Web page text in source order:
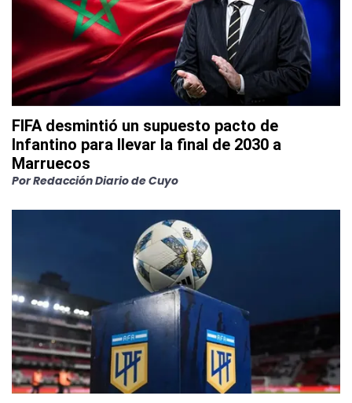
FIFA desmintió un supuesto pacto de
Infantino para llevar la final de 2030 a
Marruecos
PorRedacción Diario de Cuyo